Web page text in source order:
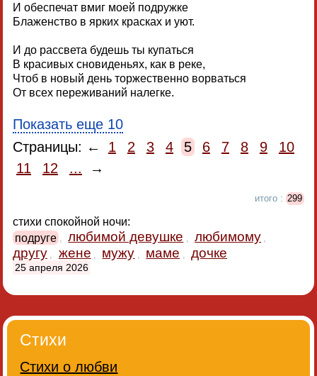
И обеспечат вмиг моей подружке
Блаженство в ярких красках и уют.
И до рассвета будешь ты купаться
В красивых сновиденьях, как в реке,
Чтоб в новый день торжественно ворваться
От всех переживаний налегке.
Показать еще 10
Страницы: ←
1 2 3 4 5 6 7 8 9
10
11
12 ... →
итого : 299
стихи спокойной ночи:
подруге , любимой девушке , любимому ,
другу , жене , мужу , маме , дочке
25 апреля 2026
Стихи
Стихи о любви